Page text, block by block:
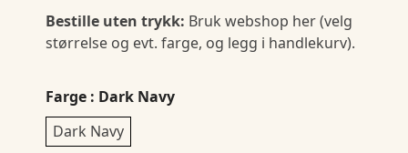
Bestille uten trykk: Bruk webshop her (velg
størrelse og evt. farge, og legg i handlekurv).
Farge : Dark Navy
Dark Navy